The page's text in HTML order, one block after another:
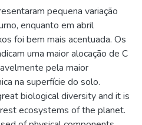
pequena variação
enquanto em abril
foi bem mais acentuada. Os
uma maior alocação de C
pela maior
na superfície do solo.
biological diversity and it is
ecosystems of the planet.